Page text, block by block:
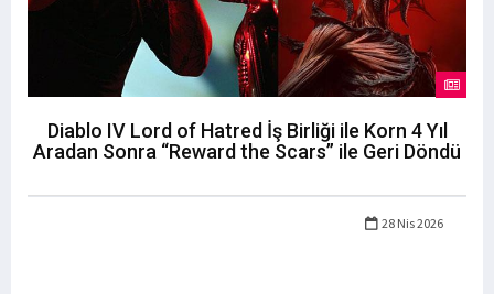
Diablo IV Lord of Hatred İş Birliği ile Korn 4 Yıl
Aradan Sonra “Reward the Scars” ile Geri Döndü
28 Nis 2026